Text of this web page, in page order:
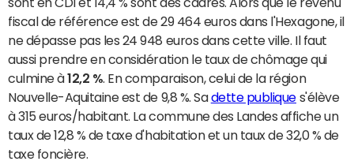
fiscal de référence est de 29 464 euros dans l'Hexagone, il
ne dépasse pas les 24 948 euros dans cette ville. Il faut
aussi prendre en considération le taux de chômage qui
culmine à12,2 % . En comparaison, celui de la région
Nouvelle-Aquitaine est de 9,8 %. Sadette publique s'élève
à 315 euros/habitant. La commune des Landes affiche un
taux de 12,8 % de taxe d'habitation et un taux de 32,0 % de
taxe foncière.